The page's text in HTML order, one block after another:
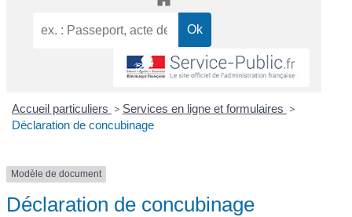
Accueil particuliers > Services en ligne et formulaires >
Déclaration de concubinage
Modèle de document
Déclaration de concubinage